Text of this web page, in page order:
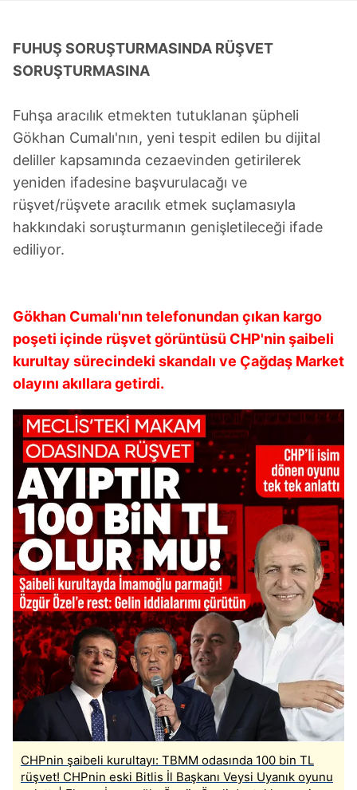
FUHUŞ SORUŞTURMASINDA RÜŞVET
SORUŞTURMASINA
Fuhşa aracılık etmekten tutuklanan şüpheli
Gökhan Cumalı'nın, yeni tespit edilen bu dijital
deliller kapsamında cezaevinden getirilerek
yeniden ifadesine başvurulacağı ve
rüşvet/rüşvete aracılık etmek suçlamasıyla
hakkındaki soruşturmanın genişletileceği ifade
ediliyor.
Gökhan Cumalı'nın telefonundan çıkan kargo
poşeti içinde rüşvet görüntüsü CHP'nin şaibeli
kurultay sürecindeki skandalı ve Çağdaş Market
olayını akıllara getirdi.
CHPnin şaibeli kurultayı: TBMM odasında 100 bin TL
rüşvet! CHPnin eski Bitlis İl Başkanı Veysi Uyanık oyunu